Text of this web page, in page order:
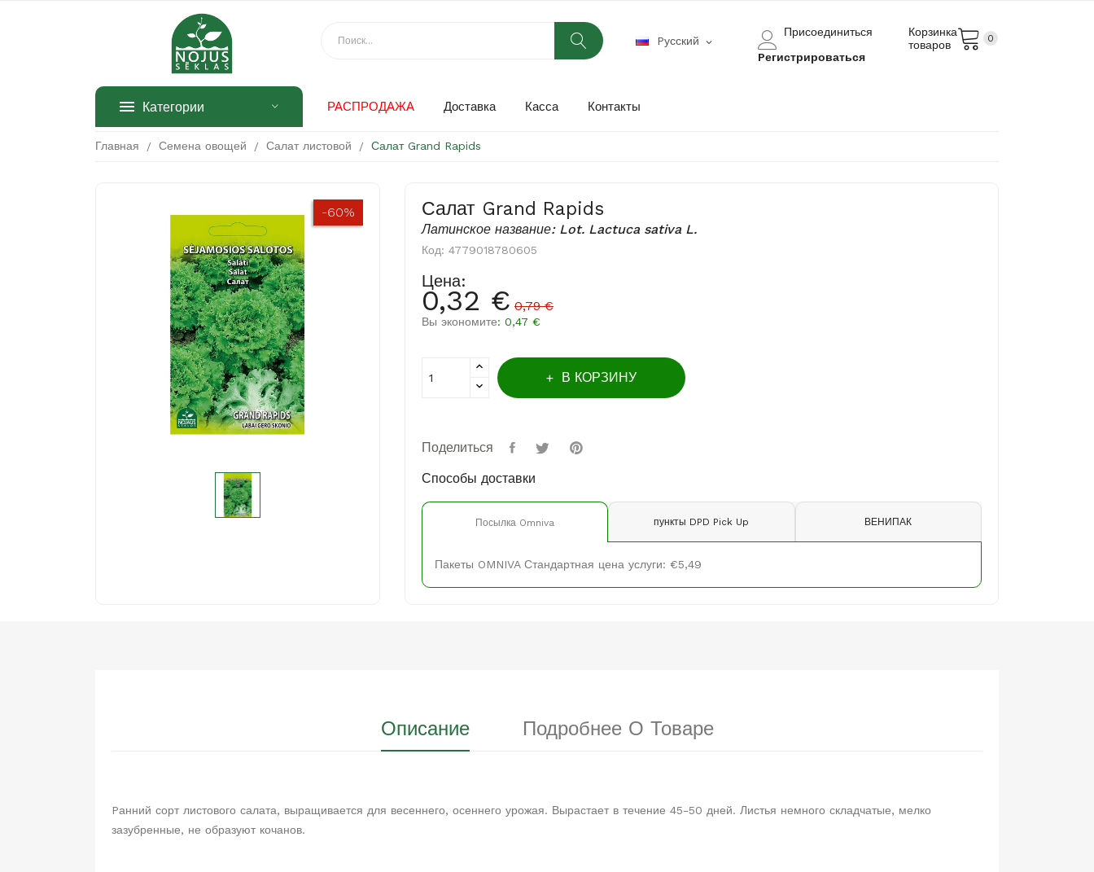
Корзинка
товаров
0
Присоединиться
Pегистрироваться
Pусский expand_more
Категории РАСПРОДАЖА Доставка Касса Контакты
Главная Семена овощей Салат листовой Салат Grand Rapids
-60% Салат Grand Rapids
Латинское название: Lot. Lactuca sativa L.
Код: 4779018780605
Цена:
0,32 € 0,79 €
Вы экономите: 0,47 €
В КОРЗИНУ
Поделиться
Способы доставки
Посылка Omniva пункты DPD Pick Up ВЕНИПАК
Пакеты OMNIVA Стандартная цена услуги: €5,49
Описание Подробнее О Товаре
Pанний сорт листового салата, выращивается для весеннего, осеннего урожая. Вырастает в течение 45-50 дней. Листья немного складчатые, мелко
зазубренные, не образуют кочанов.